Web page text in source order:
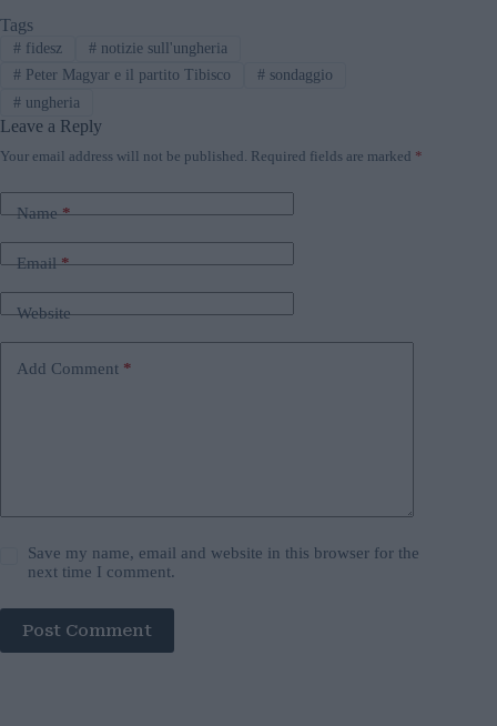
Tags
#fidesz #notizie sull'ungheria
#Peter Magyar e il partito Tibisco #sondaggio
#ungheria
Leave a Reply
Your email address will not be published. Required fields are marked *
Name*
Email*
Website
Add Comment *
Save my name, email and website in this browser for the
next time I comment.
Post Comment